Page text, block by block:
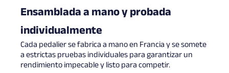
Ensamblada a mano y probada
individualmente
Cada pedalier se fabrica a mano en Francia y se somete
a estrictas pruebas individuales para garantizar un
rendimiento impecable y listo para competir.